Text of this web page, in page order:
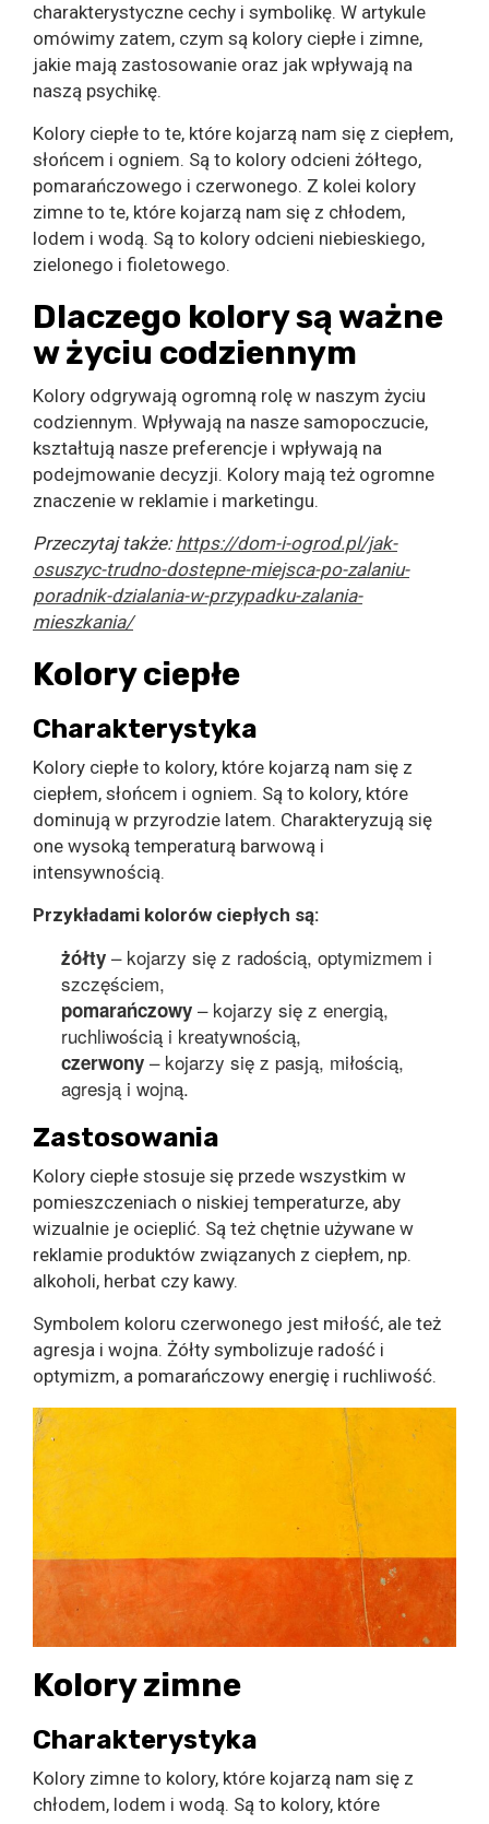
charakterystyczne cechy i symbolikę. W artykule
omówimy zatem, czym są kolory ciepłe i zimne,
jakie mają zastosowanie oraz jak wpływają na
naszą psychikę.
Kolory ciepłe to te, które kojarzą nam się z ciepłem,
słońcem i ogniem. Są to kolory odcieni żółtego,
pomarańczowego i czerwonego. Z kolei kolory
zimne to te, które kojarzą nam się z chłodem,
lodem i wodą. Są to kolory odcieni niebieskiego,
zielonego i fioletowego.
Dlaczego kolory są ważne
w życiu codziennym
Kolory odgrywają ogromną rolę w naszym życiu
codziennym. Wpływają na nasze samopoczucie,
kształtują nasze preferencje i wpływają na
podejmowanie decyzji. Kolory mają też ogromne
znaczenie w reklamie i marketingu.
Przeczytaj także: https://dom-i-ogrod.pl/jak-
osuszyc-trudno-dostepne-miejsca-po-zalaniu-
poradnik-dzialania-w-przypadku-zalania-
mieszkania/
Kolory ciepłe
Charakterystyka
Kolory ciepłe to kolory, które kojarzą nam się z
ciepłem, słońcem i ogniem. Są to kolory, które
dominują w przyrodzie latem. Charakteryzują się
one wysoką temperaturą barwową i
intensywnością.
Przykładami kolorów ciepłych są:
żółty– kojarzy się z radością, optymizmem i
szczęściem,
pomarańczowy– kojarzy się z energią,
ruchliwością i kreatywnością,
czerwony– kojarzy się z pasją, miłością,
agresją i wojną.
Zastosowania
Kolory ciepłe stosuje się przede wszystkim w
pomieszczeniach o niskiej temperaturze, aby
wizualnie je ocieplić. Są też chętnie używane w
reklamie produktów związanych z ciepłem, np.
alkoholi, herbat czy kawy.
Symbolem koloru czerwonego jest miłość, ale też
agresja i wojna. Żółty symbolizuje radość i
optymizm, a pomarańczowy energię i ruchliwość.
Kolory zimne
Charakterystyka
Kolory zimne to kolory, które kojarzą nam się z
chłodem, lodem i wodą. Są to kolory, które